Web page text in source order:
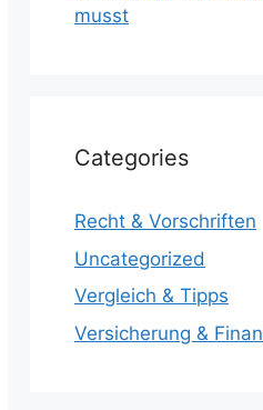
musst
Categories
Recht & Vorschriften
Uncategorized
Vergleich & Tipps
Versicherung &